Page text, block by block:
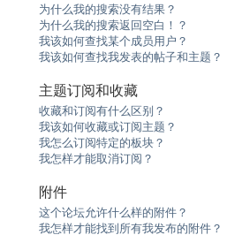
为什么我的搜索没有结果？
为什么我的搜索返回空白！？
我该如何查找某个成员用户？
我该如何查找我发表的帖子和主题？
主题订阅和收藏
收藏和订阅有什么区别？
我该如何收藏或订阅主题？
我怎么订阅特定的板块？
我怎样才能取消订阅？
附件
这个论坛允许什么样的附件？
我怎样才能找到所有我发布的附件？